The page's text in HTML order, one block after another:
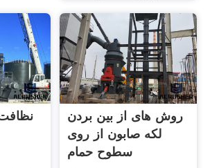
روش های از بین بردن
لکه صابون از روی
سطوح حمام